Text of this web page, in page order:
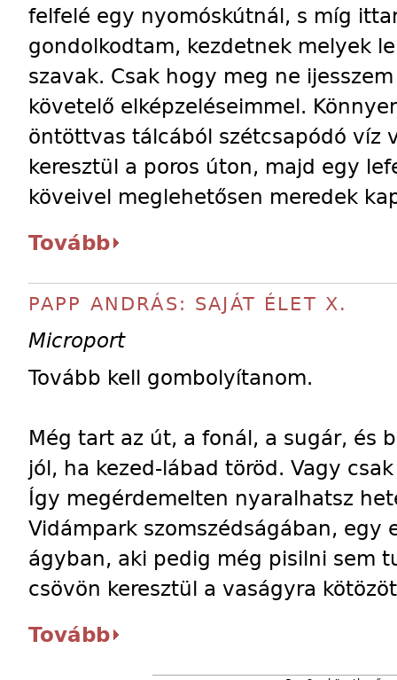
felfelé egy nyomóskútnál, s míg
gondolkodtam, kezdetnek melyek
szavak. Csak hogy meg ne
követelő elképzeléseimmel.
öntöttvas tálcából szétcsapódó víz
keresztül a poros úton, majd egy
köveivel meglehetősen meredek
Tovább
PAPP ANDRÁS: SAJÁT ÉLET X.
Microport
Tovább kell gombolyítanom.
Még tart az út, a fonál, a sugár, és
jól, ha kezed-lábad töröd. Vagy
Így megérdemelten nyaralhatsz
Vidámpark szomszédságában, egy
ágyban, aki pedig még pisilni sem
csövön keresztül a vaságyra
Tovább